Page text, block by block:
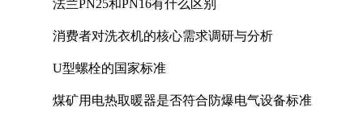
法兰PN25和PN16有什么区别
消费者对洗衣机的核心需求调研与分析
U型螺栓的国家标准
煤矿用电热取暖器是否符合防爆电气设备标准